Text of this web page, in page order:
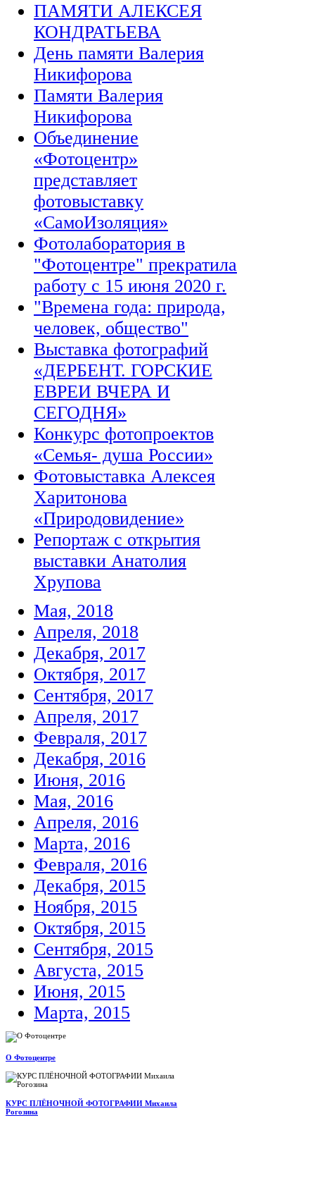
ПАМЯТИ АЛЕКСЕЯ
КОНДРАТЬЕВА
День памяти Валерия
Никифорова
Памяти Валерия
Никифорова
Объединение
«Фотоцентр»
представляет
фотовыставку
«СамоИзоляция»
Фотолаборатория в
"Фотоцентре" прекратила
работу с 15 июня 2020 г.
"Времена года: природа,
человек, общество"
Выставка фотографий
«ДЕРБЕНТ. ГОРСКИЕ
ЕВРЕИ ВЧЕРА И
СЕГОДНЯ»
Конкурс фотопроектов
«Семья- душа России»
Фотовыставка Алексея
Харитонова
«Природовидение»
Репортаж с открытия
выставки Анатолия
Хрупова
Мая, 2018
Апреля, 2018
Декабря, 2017
Октября, 2017
Сентября, 2017
Апреля, 2017
Февраля, 2017
Декабря, 2016
Июня, 2016
Мая, 2016
Апреля, 2016
Марта, 2016
Февраля, 2016
Декабря, 2015
Ноября, 2015
Октября, 2015
Сентября, 2015
Августа, 2015
Июня, 2015
Марта, 2015
О Фотоцентре
КУРС ПЛЁНОЧНОЙ ФОТОГРАФИИ Михаила
Рогозина